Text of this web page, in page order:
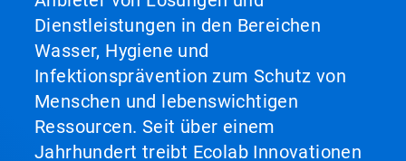
Dienstleistungen in den Bereichen
Wasser, Hygiene und
Infektionsprävention zum Schutz von
Menschen und lebenswichtigen
Ressourcen. Seit über einem
Jahrhundert treibt Ecolab Innovationen